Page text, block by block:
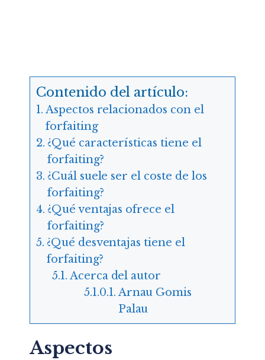
Contenido del artículo:
Aspectos relacionados con el
forfaiting
¿Qué características tiene el
forfaiting?
¿Cuál suele ser el coste de los
forfaiting?
¿Qué ventajas ofrece el
forfaiting?
¿Qué desventajas tiene el
forfaiting?
Acerca del autor
Arnau Gomis
Palau
Aspectos